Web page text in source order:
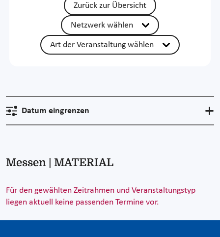
Zurück zur Übersicht
Netzwerk wählen
Art der Veranstaltung wählen
Datum eingrenzen
Messen | MATERIAL
Für den gewählten Zeitrahmen und Veranstaltungstyp
liegen aktuell keine passenden Termine vor.